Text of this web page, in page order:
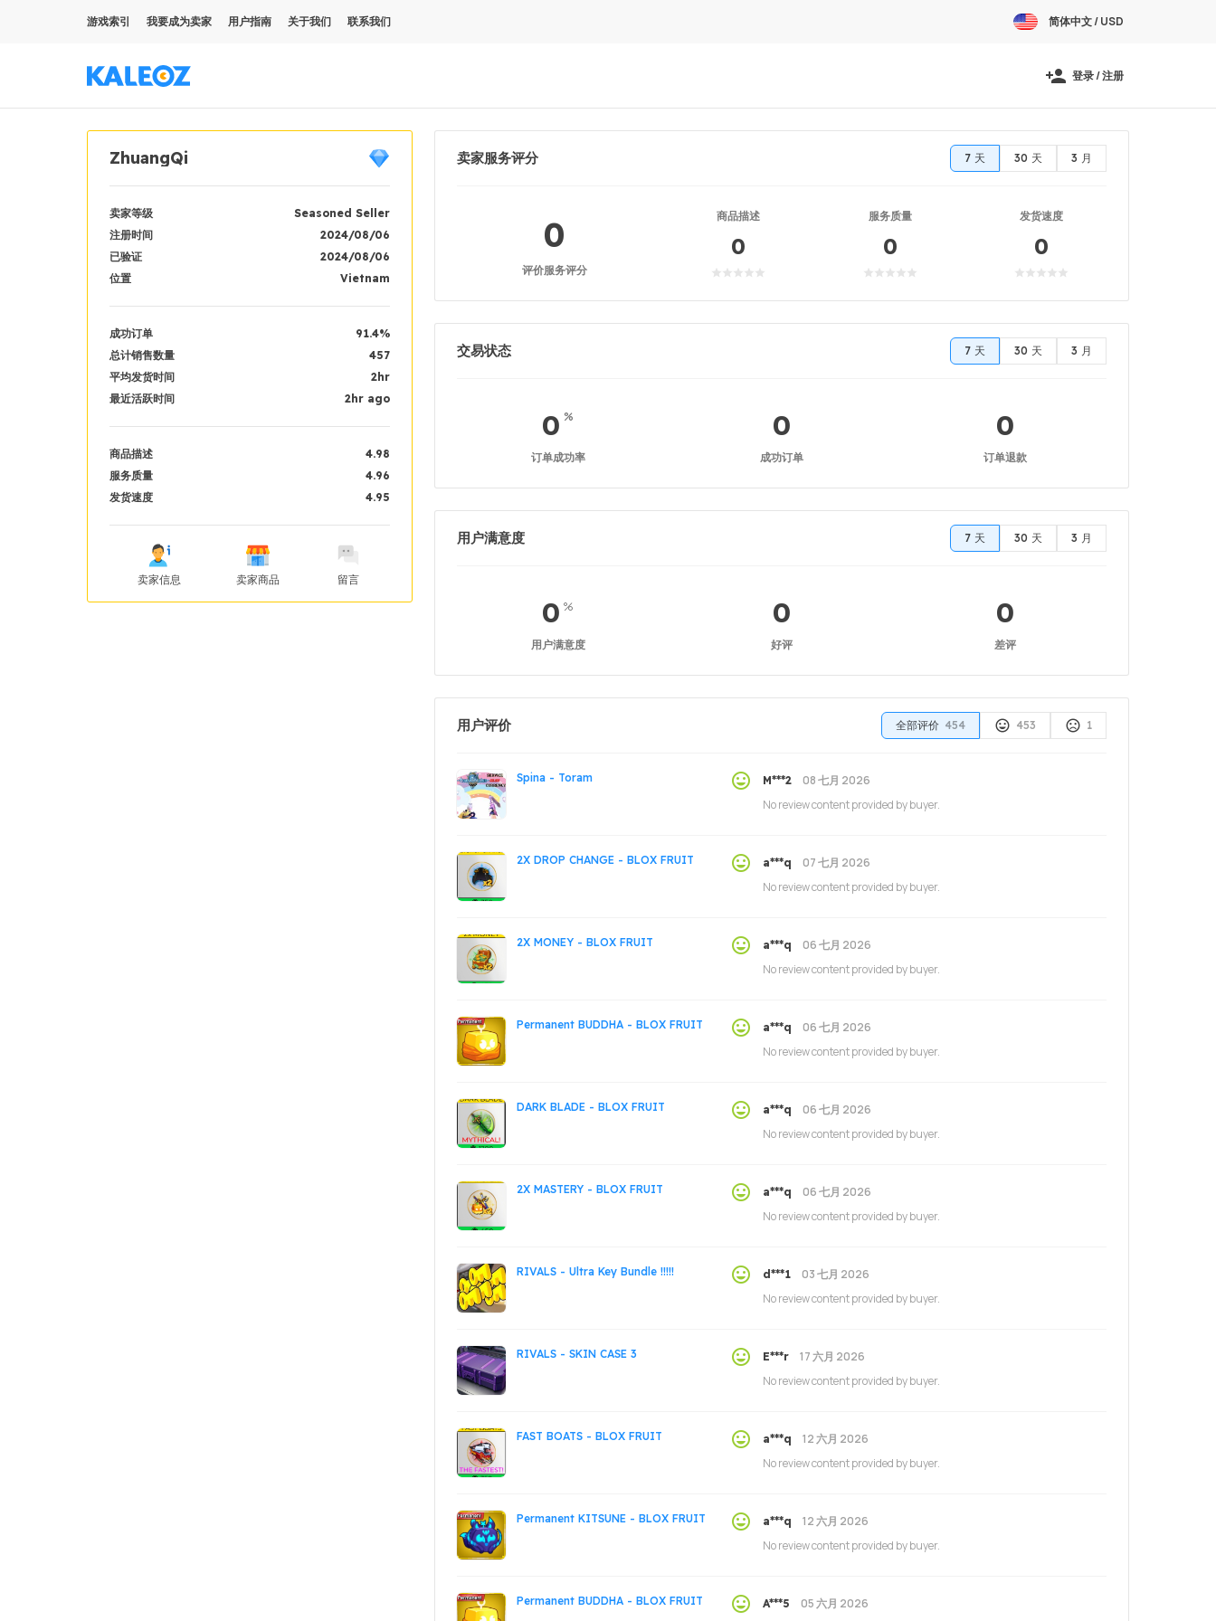
游戏索引 我要成为卖家 用户指南 关于我们 联系我们 简体中文 / USD
登录 / 注册
ZhuangQi
卖家等级 Seasoned Seller
注册时间 2024/08/06
已验证 2024/08/06
位置 Vietnam
成功订单 91.4%
总计销售数量 457
平均发货时间 2hr
最近活跃时间 2hr ago
商品描述 4.98
服务质量 4.96
发货速度 4.95
卖家信息 卖家商品 留言
卖家服务评分 7 天 30 天 3 月
0
评价服务评分
商品描述
0
服务质量
0
发货速度
0
交易状态 7 天 30 天 3 月
0 %
订单成功率
0
成功订单
0
订单退款
用户满意度 7 天 30 天 3 月
0 %
用户满意度
0
好评
0
差评
用户评价 全部评价 454 453 1
Spina - Toram M***2
08 七月 2026
No review content provided by buyer.
2X DROP CHANGE - BLOX FRUIT a***q
07 七月 2026
No review content provided by buyer.
2X MONEY - BLOX FRUIT a***q
06 七月 2026
No review content provided by buyer.
Permanent BUDDHA - BLOX FRUIT a***q
06 七月 2026
No review content provided by buyer.
DARK BLADE - BLOX FRUIT a***q
06 七月 2026
No review content provided by buyer.
2X MASTERY - BLOX FRUIT a***q
06 七月 2026
No review content provided by buyer.
RIVALS - Ultra Key Bundle !!!!! d***1
03 七月 2026
No review content provided by buyer.
RIVALS - SKIN CASE 3 E***r
17 六月 2026
No review content provided by buyer.
FAST BOATS - BLOX FRUIT a***q
12 六月 2026
No review content provided by buyer.
Permanent KITSUNE - BLOX FRUIT a***q
12 六月 2026
No review content provided by buyer.
Permanent BUDDHA - BLOX FRUIT A***5
05 六月 2026